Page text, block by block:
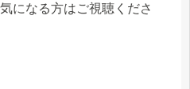
になる方はご視聴くださ